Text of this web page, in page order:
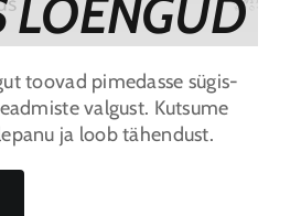
LOENGUD
toovad pimedasse sügis-
valgust. Kutsume
ja loob tähendust.